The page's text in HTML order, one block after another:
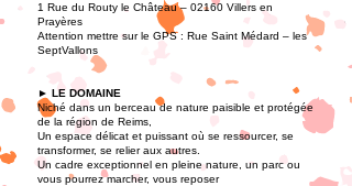
1 Rue du Routy le Château – 02160 Villers en
Prayères
Attention mettre sur le GPS : Rue Saint Médard – les
SeptVallons
► LE DOMAINE
Niché dans un berceau de nature paisible et protégée
de la région de Reims,
Un espace délicat et puissant où se ressourcer, se
transformer, se relier aux autres.
Un cadre exceptionnel en pleine nature, un parc ou
vous pourrez marcher, vous reposer